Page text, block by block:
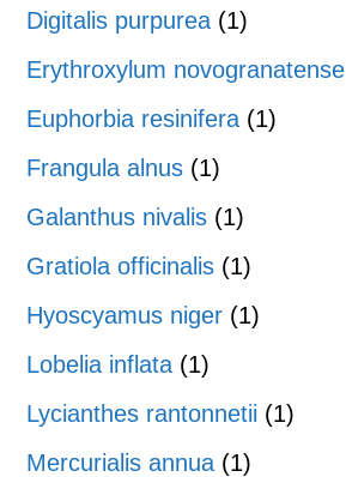
Digitalis purpurea (1)
Erythroxylum novogranatense
Euphorbia resinifera (1)
Frangula alnus (1)
Galanthus nivalis (1)
Gratiola officinalis (1)
Hyoscyamus niger (1)
Lobelia inflata (1)
Lycianthes rantonnetii (1)
Mercurialis annua (1)